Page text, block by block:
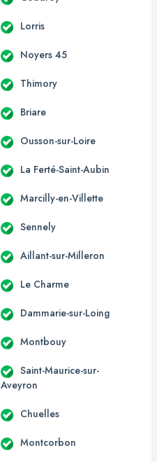
Lorris
Noyers 45
Thimory
Briare
Ousson-sur-Loire
La Ferté-Saint-Aubin
Marcilly-en-Villette
Sennely
Aillant-sur-Milleron
Le Charme
Dammarie-sur-Loing
Montbouy
Saint-Maurice-sur-
Aveyron
Chuelles
Montcorbon